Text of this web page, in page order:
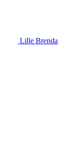
Lille Brenda